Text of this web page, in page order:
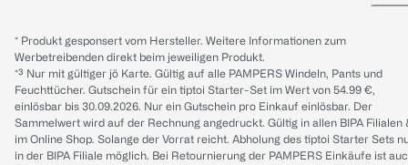
* Produkt gesponsert vom Hersteller. Weitere Informationen zum
Werbetreibenden direkt beim jeweiligen Produkt.
*³ Nur mit gültiger jö Karte. Gültig auf alle PAMPERS Windeln, Pants und
Feuchttücher. Gutschein für ein tiptoi Starter-Set im Wert von 54.99 €,
einlösbar bis 30.09.2026. Nur ein Gutschein pro Einkauf einlösbar. Der
Sammelwert wird auf der Rechnung angedruckt. Gültig in allen BIPA Filialen
im Online Shop. Solange der Vorrat reicht. Abholung des tiptoi Starter Sets
in der BIPA Filiale möglich. Bei Retournierung der PAMPERS Einkäufe ist